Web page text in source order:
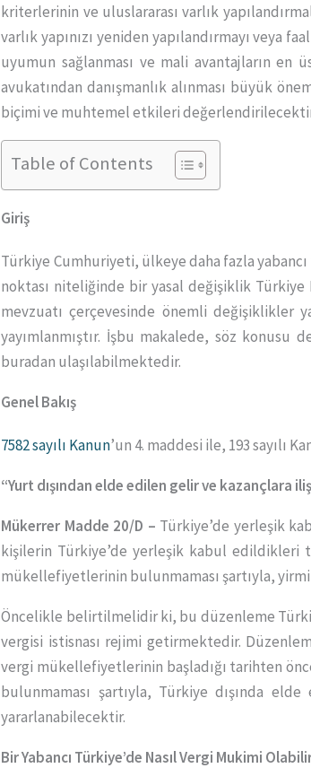
kriterlerinin ve uluslararası varlık
varlık yapınızı yeniden yapılandırmayı veya
uyumun sağlanması ve mali avantajların en
avukatından danışmanlık alınması büyük
biçimi ve muhtemel etkileri
Table of Contents
Giriş
Türkiye Cumhuriyeti, ülkeye daha fazla yabancı
noktası niteliğinde bir yasal değişiklik
mevzuatı çerçevesinde önemli değişiklikler
yayımlanmıştır. İşbu makalede, söz
buradan ulaşılabilmektedir.
Genel Bakış
7582 sayılı Kanun’un 4. maddesi ile, 193 sayılı
“Yurt dışından elde edilen gelir ve kazançlara
Mükerrer Madde 20/D – Türkiye’de yerleşik
kişilerin Türkiye’de yerleşik kabul edildikleri
mükellefiyetlerinin bulunmaması şartıyla,
Öncelikle belirtilmelidir ki, bu düzenleme
vergisi istisnası rejimi getirmektedir.
vergi mükellefiyetlerinin başladığı tarihten
bulunmaması şartıyla, Türkiye dışında
yararlanabilecektir.
Bir Yabancı Türkiye’de Nasıl Vergi Mukimi